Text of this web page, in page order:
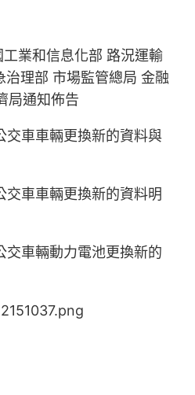
工業和信息化部 路況運輸
治理部 市場監管總局 金融
局通知佈告
交車車輛更換新的資料與
交車車輛更換新的資料明
交車輛動力電池更換新的